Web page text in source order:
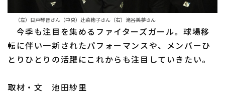
（左）日戸琴音さん（中央）辻菜穂子さん（右）滝谷美夢さん
今季も注目を集めるファイターズガール。球場移
転に伴い一新されたパフォーマンスや、メンバーひ
とりひとりの活躍にこれからも注目していきたい。
取材・文 池田紗里